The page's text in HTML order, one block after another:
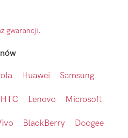
gwarancji.
Huawei Samsung
HTC Lenovo Microsoft
BlackBerry Doogee